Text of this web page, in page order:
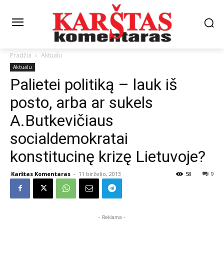
Pradžia Aktualu
Aktualu
Palietei politiką – lauk iš
posto, arba ar sukels
A.Butkevičiaus
socialdemokratai
konstitucinę krizę Lietuvoje?
Karštas Komentaras - 11 birželio, 2013 9
58
- Reklama -